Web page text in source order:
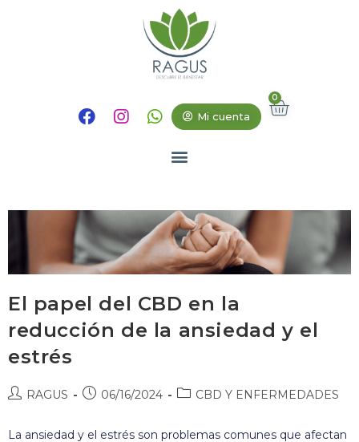
Mi cuenta
El papel del CBD en la
reducción de la ansiedad y el
estrés
RAGUS 06/16/2024 CBD Y ENFERMEDADES
La ansiedad y el estrés son problemas comunes que afectan